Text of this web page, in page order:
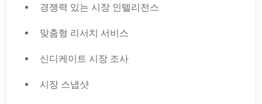
경쟁력 있는 시장 인텔리전스
맞춤형 리서치 서비스
신디케이트 시장 조사
시장 스냅샷